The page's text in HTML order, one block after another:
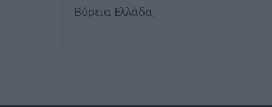
Βόρεια Ελλάδα,